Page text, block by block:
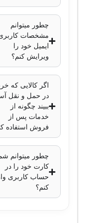
پشتیبانی از VLAN
حداکثر 1005 VLAN
مسیریابی لایه 3
IPv6
پروتکل‌های
802.1X ،Access
Control Lists
،Dynamic
(DAI)
QoS : پشتیبانی
of Service
چطور میتوانم
مشخصات
ایمیل خود را
ویرایش کنم؟
اگر کالایی که
در حمل و نقل
ببیند چگونه از
خدمات پس از
فروش استفاده
چطور میتوانم
کارت خود را در
حساب کاربری
کنم؟